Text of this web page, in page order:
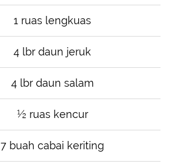
1 ruas lengkuas
4 lbr daun jeruk
4 lbr daun salam
½ ruas kencur
7 buah cabai keriting